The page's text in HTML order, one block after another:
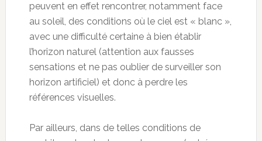
peuvent en effet rencontrer, notamment face
au soleil, des conditions où le ciel est « blanc »,
avec une difficulté certaine à bien établir
l’horizon naturel (attention aux fausses
sensations et ne pas oublier de surveiller son
horizon artificiel) et donc à perdre les
références visuelles.
Par ailleurs, dans de telles conditions de